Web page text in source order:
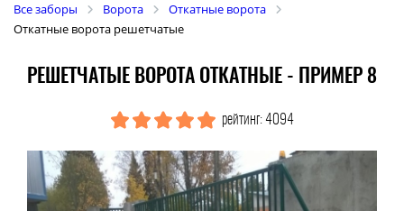
Все заборы Ворота
Откатные ворота
Откатные ворота решетчатые
РЕШЕТЧАТЫЕ ВОРОТА ОТКАТНЫЕ - ПРИМЕР 8
рейтинг: 4094